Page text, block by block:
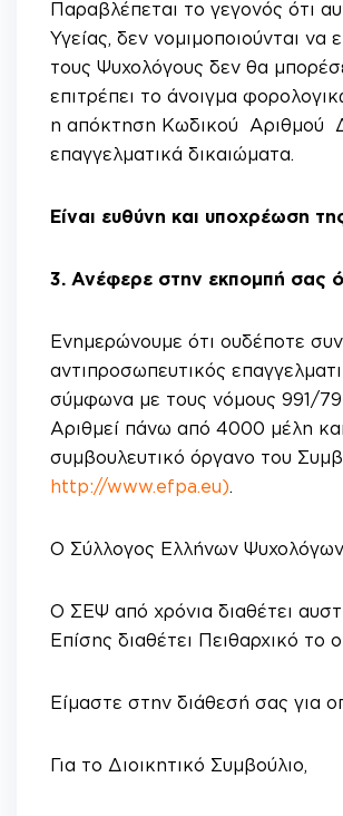
Παραβλέπεται το γεγονός ότι
Υγείας, δεν νομιμοποιούνται
τους Ψυχολόγους δεν θα
επιτρέπει το άνοιγμα
η απόκτηση Κωδικού Αριθμού
επαγγελματικά δικαιώματα.
Είναι ευθύνη και υποχρέωση
3. Ανέφερε στην εκπομπή σας
Ενημερώνουμε ότι ουδέποτε
αντιπροσωπευτικός
σύμφωνα με τους νόμους 991/
Αριθμεί πάνω από 4000 μέλη
συμβουλευτικό όργανο του
http://www.efpa.eu).
Ο Σύλλογος Ελλήνων
Ο ΣΕΨ από χρόνια διαθέτει
Επίσης διαθέτει Πειθαρχικό το
Είμαστε στην διάθεσή σας για
Για το Διοικητικό Συμβούλιο,